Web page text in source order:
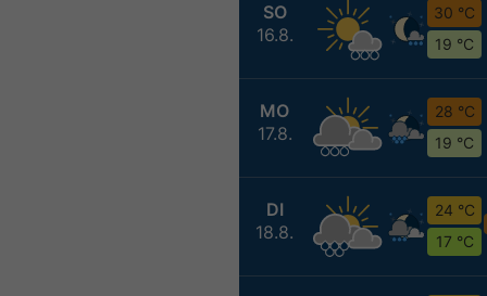
SO
16.8.
30 °C
19 °C
MO
17.8.
28 °C
19 °C
DI
18.8.
24 °C
17 °C